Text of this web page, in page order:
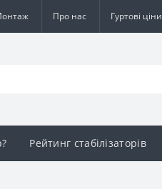
Про нас Гуртові ціни
Рейтинг стабілізаторів